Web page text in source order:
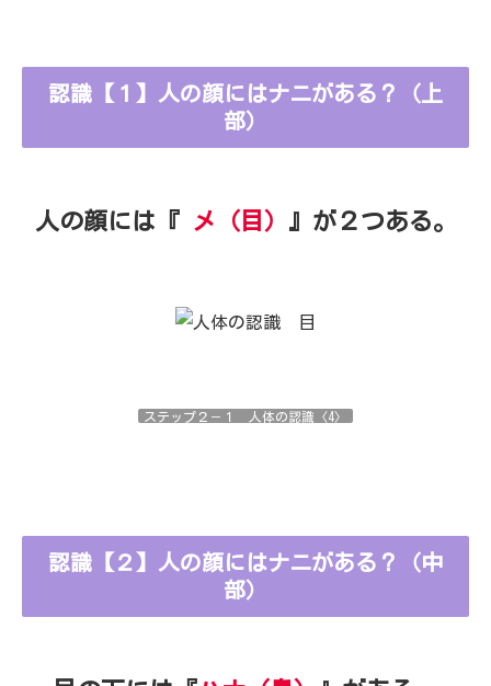
認識【１】人の顔にはナニがある？（上
部）
人の顔には『 メ（目） 』が２つある。
ステップ２－１ 人体の認識〈4〉
認識【２】人の顔にはナニがある？（中
部）